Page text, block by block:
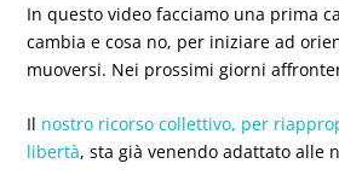
In questo video facciamo una prima
cambia e cosa no, per iniziare ad
muoversi. Nei prossimi giorni
Il nostro ricorso collettivo, per
libertà, sta già venendo adattato alle